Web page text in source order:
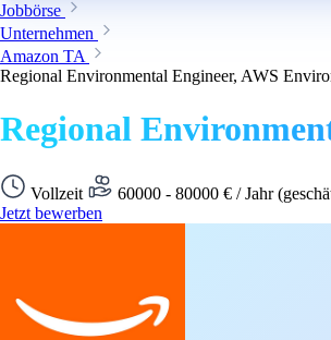
Jobbörse
Unternehmen
Amazon TA
Regional Environmental Engineer, AWS
Regional
Vollzeit 60000 - 80000 € / Jahr
Jetzt bewerben